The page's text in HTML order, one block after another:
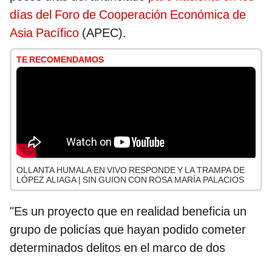
días del Foro de Cooperación Económica de
Asia Pacífico (APEC).
TE RECOMENDAMOS
OLLANTA HUMALA EN VIVO RESPONDE Y LA TRAMPA DE
LÓPEZ ALIAGA | SIN GUION CON ROSA MARÍA PALACIOS
"Es un proyecto que en realidad beneficia un
grupo de policías que hayan podido cometer
determinados delitos en el marco de dos